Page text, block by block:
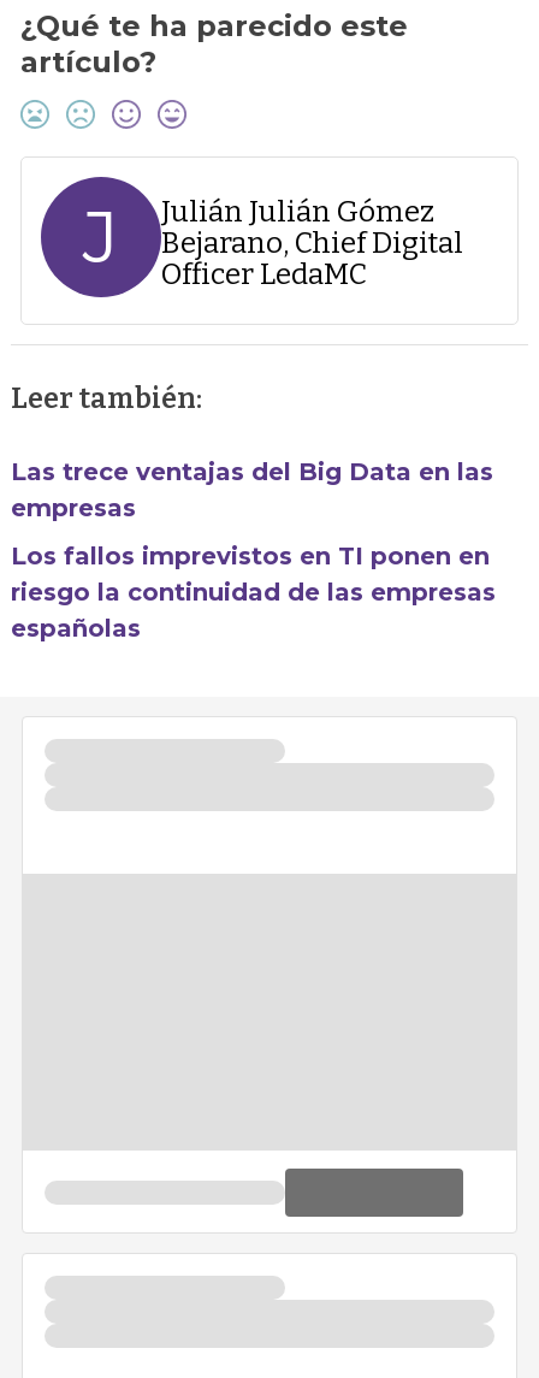
¿Qué te ha parecido este
artículo?
J
Julián Julián Gómez
Bejarano, Chief Digital
Officer LedaMC
Leer también:
Las trece ventajas del Big Data en las
empresas
Los fallos imprevistos en TI ponen en
riesgo la continuidad de las empresas
españolas